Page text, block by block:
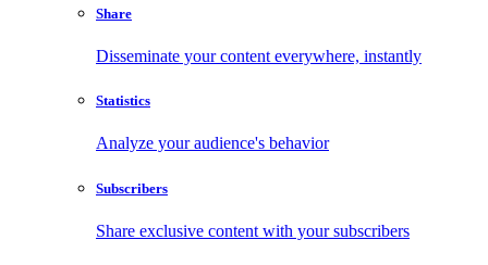
Share
Disseminate your content everywhere, instantly
Statistics
Analyze your audience's behavior
Subscribers
Share exclusive content with your subscribers